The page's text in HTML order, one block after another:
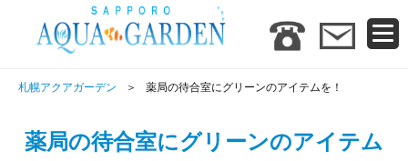
札幌アクアガーデン 薬局の待合室にグリーンのアイテムを！
薬局の待合室にグリーンのアイテム